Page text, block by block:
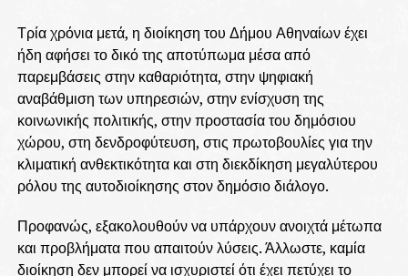
Τρία χρόνια μετά, η διοίκηση του Δήμου Αθηναίων έχει
ήδη αφήσει το δικό της αποτύπωμα μέσα από
παρεμβάσεις στην καθαριότητα, στην ψηφιακή
αναβάθμιση των υπηρεσιών, στην ενίσχυση της
κοινωνικής πολιτικής, στην προστασία του δημόσιου
χώρου, στη δενδροφύτευση, στις πρωτοβουλίες για την
κλιματική ανθεκτικότητα και στη διεκδίκηση μεγαλύτερου
ρόλου της αυτοδιοίκησης στον δημόσιο διάλογο.
Προφανώς, εξακολουθούν να υπάρχουν ανοιχτά μέτωπα
και προβλήματα που απαιτούν λύσεις. Άλλωστε, καμία
διοίκηση δεν μπορεί να ισχυριστεί ότι έχει πετύχει το